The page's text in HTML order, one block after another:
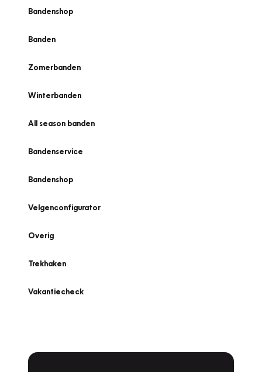
Bandenshop
Banden
Zomerbanden
Winterbanden
All season banden
Bandenservice
Bandenshop
Velgenconfigurator
Overig
Trekhaken
Vakantiecheck